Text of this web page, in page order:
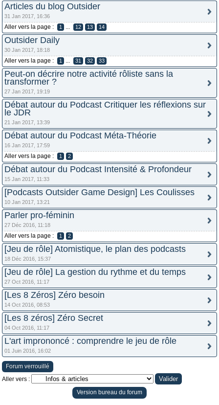
Articles du blog Outsider
31 Jan 2017, 16:36
Aller vers la page : 1 ... 12 13 14
Outsider Daily
30 Jan 2017, 18:18
Aller vers la page : 1 ... 31 32 33
Peut-on décrire notre activité rôliste sans la
transformer ?
27 Jan 2017, 19:19
Débat autour du Podcast Critiquer les réflexions sur
le JDR
21 Jan 2017, 13:39
Débat autour du Podcast Méta-Théorie
16 Jan 2017, 17:59
Aller vers la page : 1 2
Débat autour du Podcast Intensité & Profondeur
15 Jan 2017, 11:33
[Podcasts Outsider Game Design] Les Coulisses
10 Jan 2017, 13:21
Parler pro-féminin
27 Déc 2016, 11:18
Aller vers la page : 1 2
[Jeu de rôle] Atomistique, le plan des podcasts
18 Déc 2016, 15:37
[Jeu de rôle] La gestion du rythme et du temps
27 Oct 2016, 11:17
[Les 8 Zéros] Zéro besoin
14 Oct 2016, 08:53
[Les 8 zéros] Zéro Secret
04 Oct 2016, 11:17
L'art imprononcé : comprendre le jeu de rôle
01 Juin 2016, 16:02
Forum verrouillé
Aller vers :
Version bureau du forum